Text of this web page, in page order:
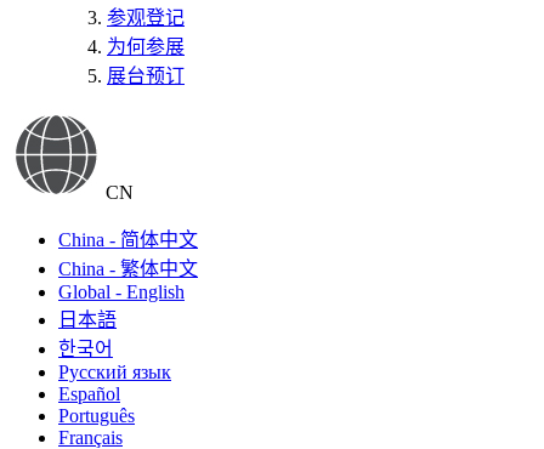
参观登记
为何参展
展台预订
CN
China - 简体中文
China - 繁体中文
Global - English
日本語
한국어
Русский язык
Español
Português
Français